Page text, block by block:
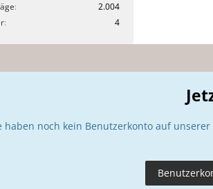
2.004
4
haben noch kein Benutzerkonto auf unserer